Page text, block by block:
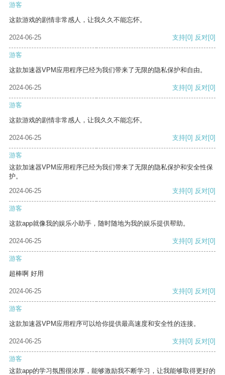
游客
这款游戏的剧情非常感人，让我久久不能忘怀。
2024-06-25 支持[0] 反对[0]
游客
这款加速器VPM应用程序已经为我们带来了无限的隐私保护和自由。
2024-06-25 支持[0] 反对[0]
游客
这款游戏的剧情非常感人，让我久久不能忘怀。
2024-06-25 支持[0] 反对[0]
游客
这款加速器VPM应用程序已经为我们带来了无限的隐私保护和安全性保
护。
2024-06-25
支持[0] 反对[0]
游客
这款app就像我的娱乐小助手，随时随地为我的娱乐提供帮助。
2024-06-25 支持[0] 反对[0]
游客
超棒啊 好用
2024-06-25 支持[0] 反对[0]
游客
这款加速器VPM应用程序可以给你提供最高速度和安全性的连接。
2024-06-25 支持[0] 反对[0]
游客
这款app的学习氛围很浓厚，能够激励我不断学习，让我能够取得更好的